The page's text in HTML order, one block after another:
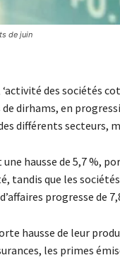
de juin
des sociétés
dirhams, en
différents secteurs,
hausse de 5,7 %,
tandis que les
progresse de
hausse de leur
les primes